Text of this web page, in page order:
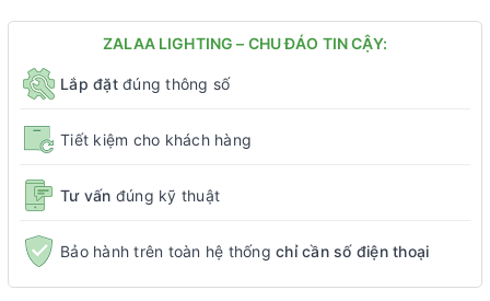
ZALAA LIGHTING – CHU ĐÁO TIN CẬY:
Lắp đặtđúng thông số
Tiết kiệm cho khách hàng
Tư vấn đúng kỹ thuật
Bảo hành trên toàn hệ thống chỉ cần số điện thoại